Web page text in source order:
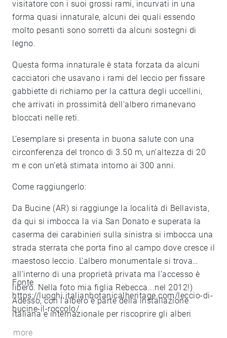
visitatore con i suoi grossi rami, incurvati in una
forma quasi innaturale, alcuni dei quali essendo
molto pesanti sono sorretti da alcuni sostegni di
legno.
Questa forma innaturale è stata forzata da alcuni
cacciatori che usavano i rami del leccio per fissare
gabbiette di richiamo per la cattura degli uccellini,
che arrivati in prossimità dell’albero rimanevano
bloccati nelle reti.
L’esemplare si presenta in buona salute con una
circonferenza del tronco di 3.50 m, un’altezza di 20
m e con un’età stimata intorno ai 300 anni.
Come raggiungerlo:
Da Bucine (AR) si raggiunge la località di Bellavista,
da qui si imbocca la via San Donato e superata la
caserma dei carabinieri sulla sinistra si imbocca una
strada sterrata che porta fino al campo dove cresce il
maestoso leccio. L’albero monumentale si trova
all’interno di una proprietà privata ma l’accesso è
libero. Nella foto mia figlia Rebecca...nel 2012!)
Adesso, con l'albero è parte della installazione
italiana e internazionale per riscoprire gli alberi
secolari: LA VOCE DEGLI ALBERI, con le poesie
Fonte
https://luoghi.italianbotanicalheritage.com/leccio-di-
bucine-il-roccolo/
more